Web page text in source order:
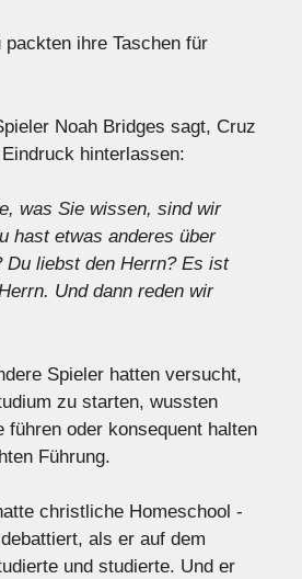
packten ihre Taschen für
Noah Bridges sagt, Cruz
hinterlassen:
was Sie wissen, sind wir
hast etwas anderes über
liebst den Herrn? Es ist
Und dann reden wir
Spieler hatten versucht,
zu starten, wussten
führen oder konsequent halten
Führung.
christliche Homeschool -
als er auf dem
und studierte. Und er